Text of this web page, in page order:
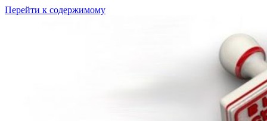
Перейти к содержимому